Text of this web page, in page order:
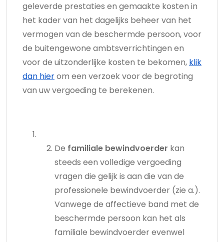
geleverde prestaties en gemaakte kosten in
het kader van het dagelijks beheer van het
vermogen van de beschermde persoon, voor
de buitengewone ambtsverrichtingen en
voor de uitzonderlijke kosten te bekomen, klik
dan hierom een verzoek voor de begroting
van uw vergoeding te berekenen.
De familiale bewindvoerder kan
steeds een volledige vergoeding
vragen die gelijk is aan die van de
professionele bewindvoerder (zie a.).
Vanwege de affectieve band met de
beschermde persoon kan het als
familiale bewindvoerder evenwel